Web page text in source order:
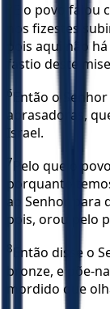
E o povo
nos fizestes
pois aqui não
fastio deste
6
Então o
abrasadoras,
Israel.
7
Pelo que o
porquanto
ao Senhor para
pois, orou pelo
8
Então disse o
bronze, e põe-
mordido que